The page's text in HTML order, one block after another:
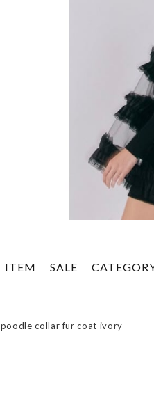
ITEM SALE
poodle collar fur coat ivory